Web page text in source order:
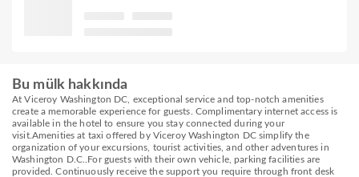
Bu mülk hakkında
At Viceroy Washington DC, exceptional service and top-notch amenities
create a memorable experience for guests. Complimentary internet access is
available in the hotel to ensure you stay connected during your
visit.Amenities at taxi offered by Viceroy Washington DC simplify the
organization of your excursions, tourist activities, and other adventures in
Washington D.C..For guests with their own vehicle, parking facilities are
provided. Continuously receive the support you require through front desk